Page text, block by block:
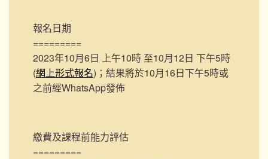
報名日期
=========
2023年10月6日 上午10時 至10月12日 下午5時
(網上形式報名)；結果將於10月16日下午5時或
之前經WhatsApp發佈
繳費及課程前能力評估
=========